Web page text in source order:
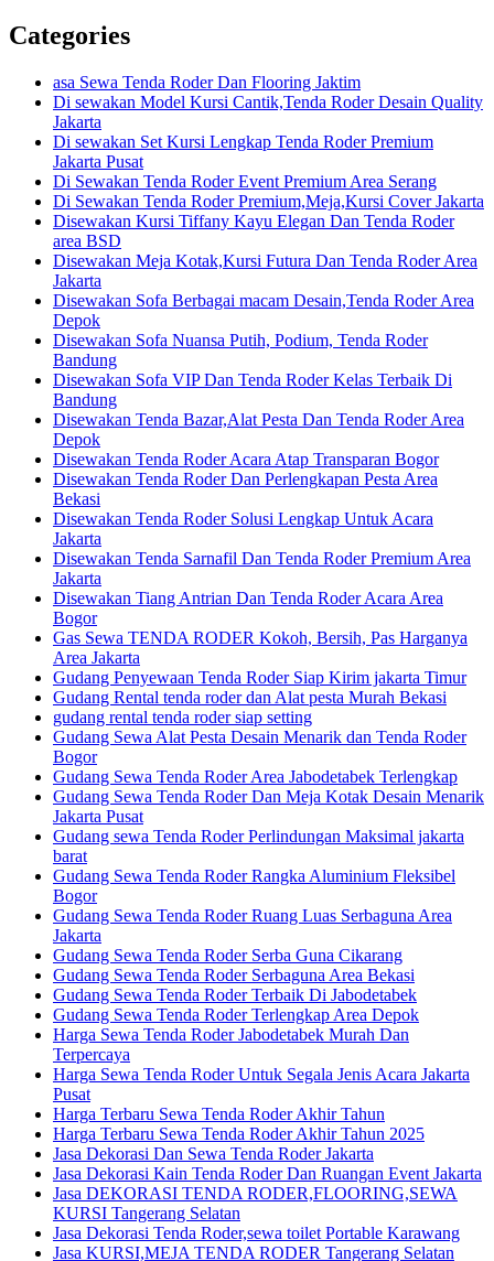
Categories
asa Sewa Tenda Roder Dan Flooring Jaktim
Di sewakan Model Kursi Cantik,Tenda Roder Desain Quality
Jakarta
Di sewakan Set Kursi Lengkap Tenda Roder Premium
Jakarta Pusat
Di Sewakan Tenda Roder Event Premium Area Serang
Di Sewakan Tenda Roder Premium,Meja,Kursi Cover Jakarta
Disewakan Kursi Tiffany Kayu Elegan Dan Tenda Roder
area BSD
Disewakan Meja Kotak,Kursi Futura Dan Tenda Roder Area
Jakarta
Disewakan Sofa Berbagai macam Desain,Tenda Roder Area
Depok
Disewakan Sofa Nuansa Putih, Podium, Tenda Roder
Bandung
Disewakan Sofa VIP Dan Tenda Roder Kelas Terbaik Di
Bandung
Disewakan Tenda Bazar,Alat Pesta Dan Tenda Roder Area
Depok
Disewakan Tenda Roder Acara Atap Transparan Bogor
Disewakan Tenda Roder Dan Perlengkapan Pesta Area
Bekasi
Disewakan Tenda Roder Solusi Lengkap Untuk Acara
Jakarta
Disewakan Tenda Sarnafil Dan Tenda Roder Premium Area
Jakarta
Disewakan Tiang Antrian Dan Tenda Roder Acara Area
Bogor
Gas Sewa TENDA RODER Kokoh, Bersih, Pas Harganya
Area Jakarta
Gudang Penyewaan Tenda Roder Siap Kirim jakarta Timur
Gudang Rental tenda roder dan Alat pesta Murah Bekasi
gudang rental tenda roder siap setting
Gudang Sewa Alat Pesta Desain Menarik dan Tenda Roder
Bogor
Gudang Sewa Tenda Roder Area Jabodetabek Terlengkap
Gudang Sewa Tenda Roder Dan Meja Kotak Desain Menarik
Jakarta Pusat
Gudang sewa Tenda Roder Perlindungan Maksimal jakarta
barat
Gudang Sewa Tenda Roder Rangka Aluminium Fleksibel
Bogor
Gudang Sewa Tenda Roder Ruang Luas Serbaguna Area
Jakarta
Gudang Sewa Tenda Roder Serba Guna Cikarang
Gudang Sewa Tenda Roder Serbaguna Area Bekasi
Gudang Sewa Tenda Roder Terbaik Di Jabodetabek
Gudang Sewa Tenda Roder Terlengkap Area Depok
Harga Sewa Tenda Roder Jabodetabek Murah Dan
Terpercaya
Harga Sewa Tenda Roder Untuk Segala Jenis Acara Jakarta
Pusat
Harga Terbaru Sewa Tenda Roder Akhir Tahun
Harga Terbaru Sewa Tenda Roder Akhir Tahun 2025
Jasa Dekorasi Dan Sewa Tenda Roder Jakarta
Jasa Dekorasi Kain Tenda Roder Dan Ruangan Event Jakarta
Jasa DEKORASI TENDA RODER,FLOORING,SEWA
KURSI Tangerang Selatan
Jasa Dekorasi Tenda Roder,sewa toilet Portable Karawang
Jasa KURSI,MEJA TENDA RODER Tangerang Selatan